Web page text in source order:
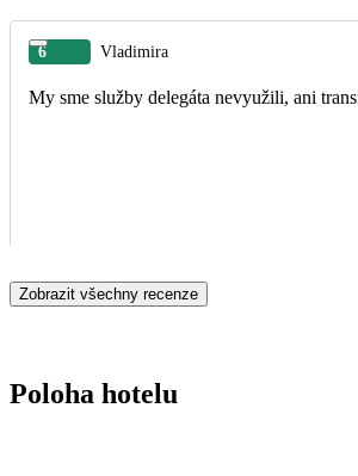
6 Vladimira
My sme služby delegáta nevyužili, ani
Zobrazit všechny recenze
Poloha hotelu